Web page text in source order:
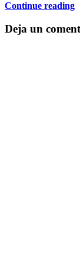
Continue reading
Deja un